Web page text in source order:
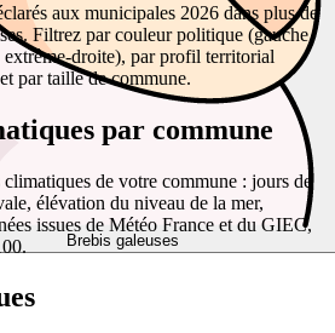
Brebis galeuses
aux municipales 2026 dans plus de
Filtrez par couleur politique (gauche,
extrême-droite), par profil territorial
par taille de commune.
par commune
de votre commune : jours de
élévation du niveau de la mer,
issues de Météo France et du GIEC,